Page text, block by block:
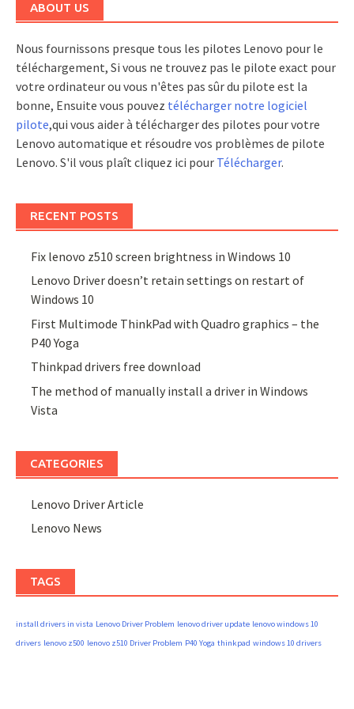
ABOUT US
Nous fournissons presque tous les pilotes Lenovo pour le
téléchargement, Si vous ne trouvez pas le pilote exact pour
votre ordinateur ou vous n'êtes pas sûr du pilote est la
bonne, Ensuite vous pouvez télécharger notre logiciel
pilote,qui vous aider à télécharger des pilotes pour votre
Lenovo automatique et résoudre vos problèmes de pilote
Lenovo. S'il vous plaît cliquez ici pour Télécharger.
RECENT POSTS
Fix lenovo z510 screen brightness in Windows 10
Lenovo Driver doesn’t retain settings on restart of
Windows 10
First Multimode ThinkPad with Quadro graphics – the
P40 Yoga
Thinkpad drivers free download
The method of manually install a driver in Windows
Vista
CATEGORIES
Lenovo Driver Article
Lenovo News
TAGS
install drivers in vista Lenovo Driver Problem lenovo driver update lenovo windows 10
drivers lenovo z500 lenovo z510 Driver Problem P40 Yoga thinkpad windows 10 drivers